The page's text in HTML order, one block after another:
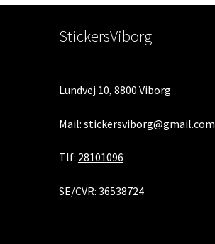
StickersViborg
Lundvej 10, 8800 Viborg
Mail: stickersviborg@gmail.com
Tlf: 28101096
SE/CVR: 36538724